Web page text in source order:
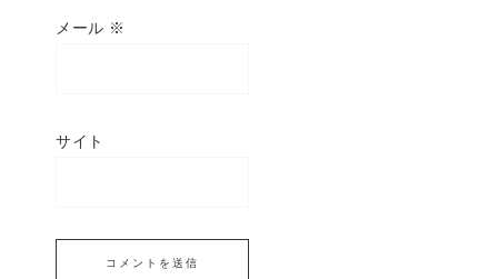
メール ※
サイト